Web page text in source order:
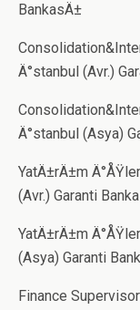
BankasÄ±
Ä°stanbul (Avr.)
Ä°stanbul (Asya)
YatÄ±rÄ±m
(Avr.) Garanti
YatÄ±rÄ±m
(Asya) Garanti
Finance